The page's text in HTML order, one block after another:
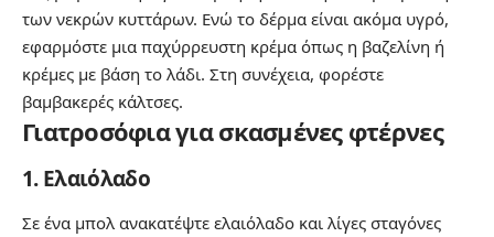
των νεκρών κυττάρων. Ενώ το δέρμα είναι ακόμα υγρό,
εφαρμόστε μια παχύρρευστη κρέμα όπως η βαζελίνη ή
κρέμες με βάση το λάδι. Στη συνέχεια, φορέστε
βαμβακερές κάλτσες.
Γιατροσόφια για σκασμένες φτέρνες
1. Ελαιόλαδο
Σε ένα μπολ ανακατέψτε ελαιόλαδο και λίγες σταγόνες